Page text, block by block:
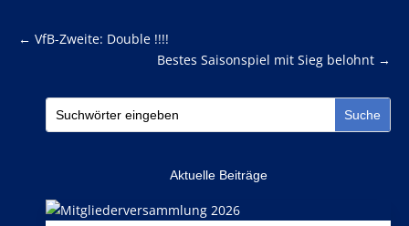
← VfB-Zweite: Double !!!!
Bestes Saisonspiel mit Sieg belohnt →
Aktuelle Beiträge